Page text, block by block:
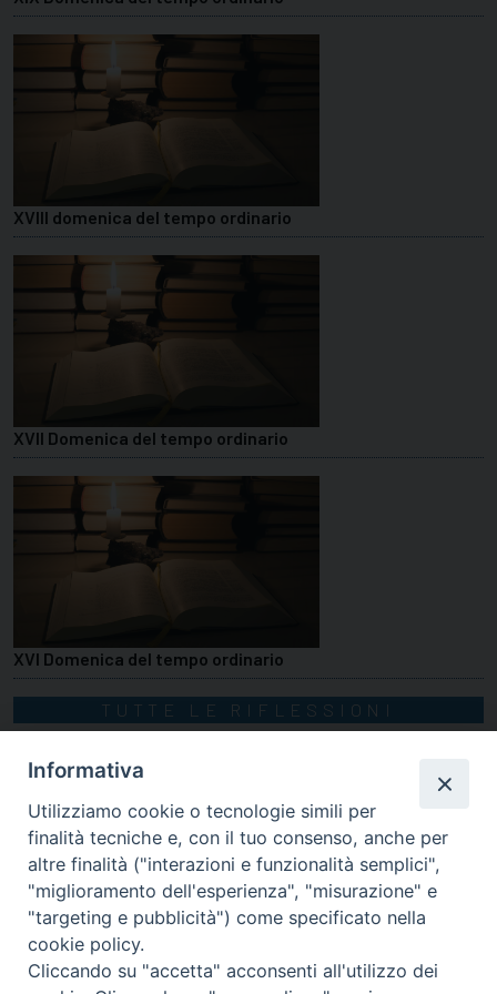
XVIII domenica del tempo ordinario
XVII Domenica del tempo ordinario
XVI Domenica del tempo ordinario
TUTTE LE RIFLESSIONI
Informativa
Utilizziamo cookie o tecnologie simili per
finalità tecniche e, con il tuo consenso, anche per
altre finalità ("interazioni e funzionalità semplici",
"miglioramento dell'esperienza", "misurazione" e
"targeting e pubblicità") come specificato nella
cookie policy.
Cliccando su "accetta" acconsenti all'utilizzo dei